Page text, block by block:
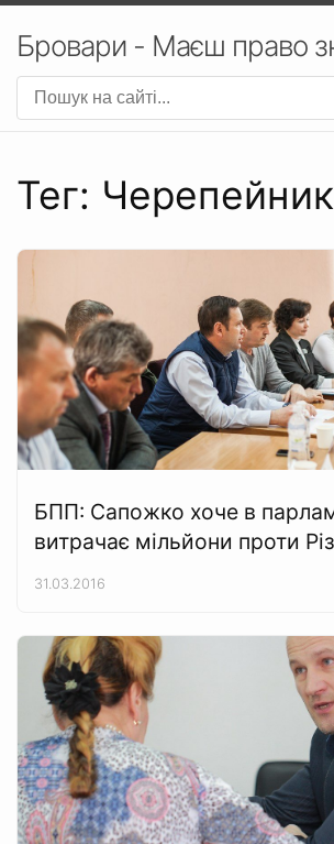
Бровари - Маєш право
Тег: Черепейник
БПП: Сапожко хоче в
витрачає мільйони проти
31.03.2016